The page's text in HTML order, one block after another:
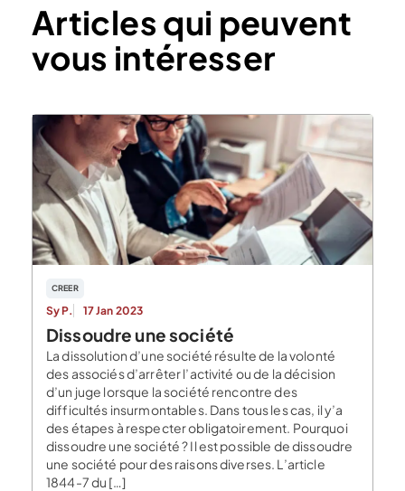
Articles qui peuvent
vous intéresser
CREER
Sy P. 17 Jan 2023
Dissoudre une société
La dissolution d’une société résulte de la volonté
des associés d’arrêter l’activité ou de la décision
d’un juge lorsque la société rencontre des
difficultés insurmontables. Dans tous les cas, il y’a
des étapes à respecter obligatoirement. Pourquoi
dissoudre une société ? Il est possible de dissoudre
une société pour des raisons diverses. L’article
1844-7 du […]